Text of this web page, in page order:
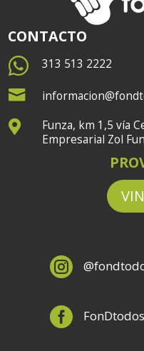
CONTACTO
 313 513 2222


Funza, km 1,5 vía
Empresarial Zol

 FonDtodos